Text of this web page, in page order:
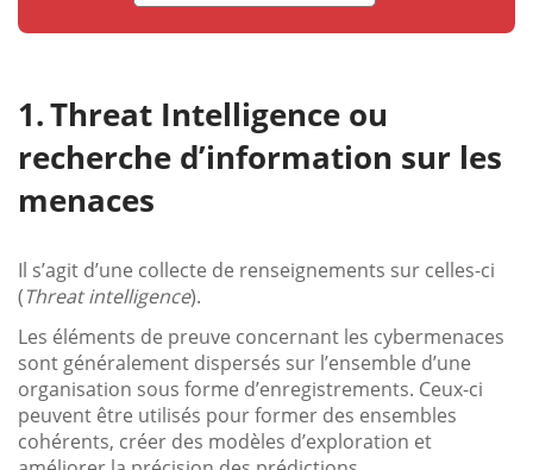
Threat Intelligence ou
recherche d’information sur les
menaces
Il s’agit d’une collecte de renseignements sur celles-ci
(Threat intelligence).
Les éléments de preuve concernant les cybermenaces
sont généralement dispersés sur l’ensemble d’une
organisation sous forme d’enregistrements. Ceux-ci
peuvent être utilisés pour former des ensembles
cohérents, créer des modèles d’exploration et